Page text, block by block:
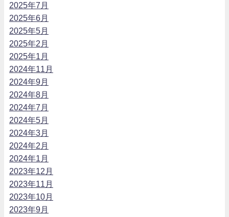
2025年7月
2025年6月
2025年5月
2025年2月
2025年1月
2024年11月
2024年9月
2024年8月
2024年7月
2024年5月
2024年3月
2024年2月
2024年1月
2023年12月
2023年11月
2023年10月
2023年9月